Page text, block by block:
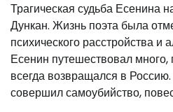
Трагическая судьба Есенина
Дункан. Жизнь поэта была
психического расстройства и
Есенин путешествовал
всегда возвращался в
совершил самоубийство,